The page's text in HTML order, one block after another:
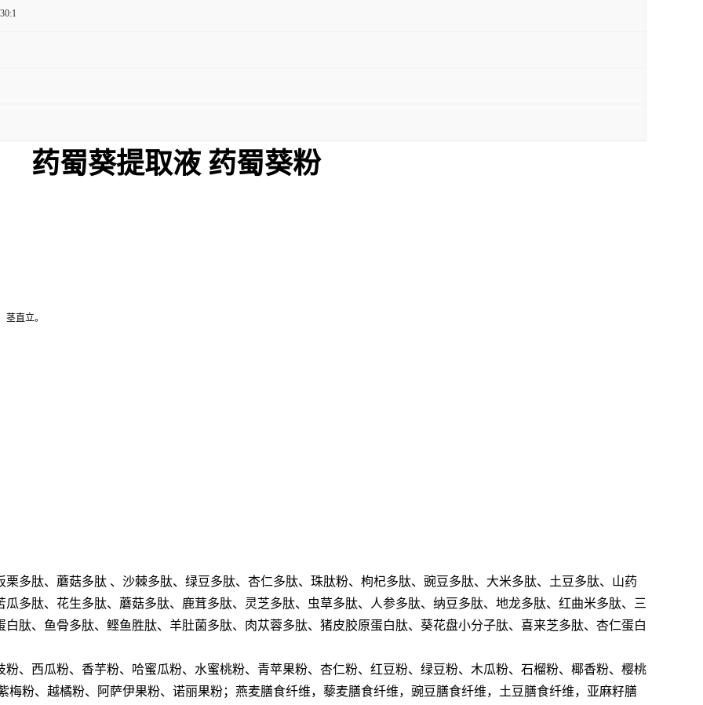
药蜀葵提取液 药蜀葵粉
直立。
栗多肽、蘑菇多肽 、沙棘多肽、绿豆多肽、杏仁多肽、珠肽粉、枸杞多肽、豌豆多肽、大米多肽、土豆多肽、山药
多肽、花生多肽、蘑菇多肽、鹿茸多肽、灵芝多肽、虫草多肽、人参多肽、纳豆多肽、地龙多肽、红曲米多肽、三
肽、鱼骨多肽、鲣鱼胜肽、羊肚菌多肽、肉苁蓉多肽、猪皮胶原蛋白肽、葵花盘小分子肽、喜来芝多肽、杏仁蛋白
、西瓜粉、香芋粉、哈蜜瓜粉、水蜜桃粉、青苹果粉、杏仁粉、红豆粉、绿豆粉、木瓜粉、石榴粉、椰香粉、樱桃
梅粉、越橘粉、阿萨伊果粉、诺丽果粉；燕麦膳食纤维，藜麦膳食纤维，豌豆膳食纤维，土豆膳食纤维，亚麻籽膳